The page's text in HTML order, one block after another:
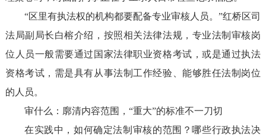
“区里有执法权的机构都要配备专业审核人员。”红桥区司
法局副局长白榕介绍，按照相关法律法规，专业法制审核岗
位人员一般需要通过国家法律职业资格考试，或是通过执法
资格考试，需是具有从事法制工作经验、能够胜任法制岗位
的人员。
审什么：廓清内容范围，“重大”的标准不一刀切
在实践中，如何确定法制审核的范围？哪些行政执法决